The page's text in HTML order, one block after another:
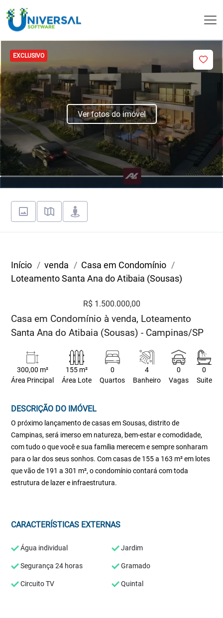
EXCLUSIVO
Ver fotos do imóvel
Início venda
Casa em Condomínio
Loteamento Santa Ana do Atibaia (Sousas)
R$ 1.500.000,00
Casa em Condomínio à venda, Loteamento
Santa Ana do Atibaia (Sousas) - Campinas/SP
300,00 m²
Área Principal
155 m²
Área Lote
0
Quartos
4
Banheiro
0
Vagas
0
Suite
DESCRIÇÃO DO IMÓVEL
O próximo lançamento de casas em Sousas, distrito de
Campinas, será imerso em natureza, bem-estar e comodidade,
com tudo o que você e sua família merecem e sempre sonharam
para o lar dos seus sonhos. Com casas de 155 a 163 m² em lotes
que vão de 191 a 301 m², o condomínio contará com toda
estrutura de lazer e infraestrutura.
CARACTERÍSTICAS EXTERNAS
Água individual Jardim
Segurança 24 horas Gramado
Circuito TV Quintal